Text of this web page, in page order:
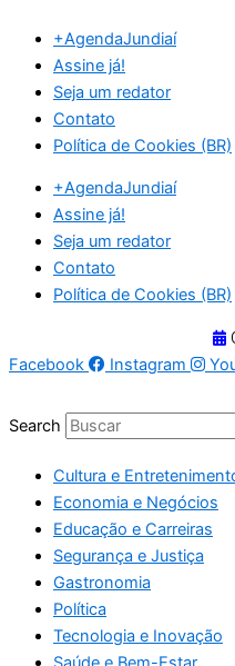
para
conteúdo
+AgendaJundiaí
Assine já!
Seja um redator
Contato
Política de Cookies (BR)
+AgendaJundiaí
Assine já!
Seja um redator
Contato
Política de Cookies (BR)
Facebook
Instagram
Search
Cultura e
Economia e Negócios
Educação e Carreiras
Segurança e Justiça
Gastronomia
Política
Tecnologia e Inovação